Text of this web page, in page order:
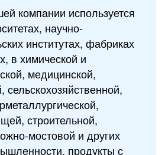
компании используется
научно-
институтах, фабриках
в химической и
медицинской,
сельскохозяйственной,
строительной,
мостовой и других
продукты с